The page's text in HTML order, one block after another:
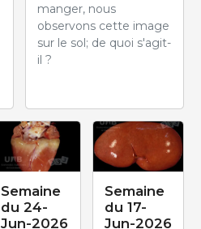
manger, nous
observons cette image
sur le sol; de quoi s'agit-
il ?
Semaine
du 24-
Jun-2026
Semaine
du 17-
Jun-2026